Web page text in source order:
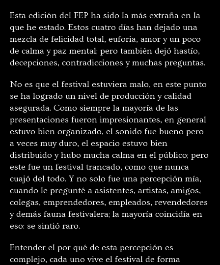
Esta edición del FEP ha sido la más extraña en la
que he estado. Estos cuatro días han dejado una
mezcla de felicidad total, euforia, amor y un poco
de calma y paz mental; pero también dejó hastío,
decepciones, contradicciones y muchas preguntas.
No es que el festival estuviera malo, en este punto
se ha logrado un nivel de producción y calidad
asegurada. Como siempre la mayoría de las
presentaciones fueron impresionantes, en general
estuvo bien organizado, el sonido fue bueno pero
a veces muy duro, el espacio estuvo bien
distribuido y hubo mucha calma en el público; pero
este fue un festival trancado, como que nunca
cuajó del todo. Y no solo fue una percepción mía,
cuando le pregunté a asistentes, artistas, amigos,
colegas, emprendedores, empleados, revendedores
y demás fauna festivalera; la mayoría coincidía en
eso: se sintió raro.
Entender el por qué de esta percepción es
complejo, cada uno vive el festival de forma